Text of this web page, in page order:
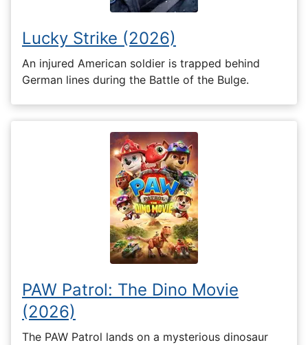
Lucky Strike (2026)
An injured American soldier is trapped behind
German lines during the Battle of the Bulge.
PAW Patrol: The Dino Movie
(2026)
The PAW Patrol lands on a mysterious dinosaur